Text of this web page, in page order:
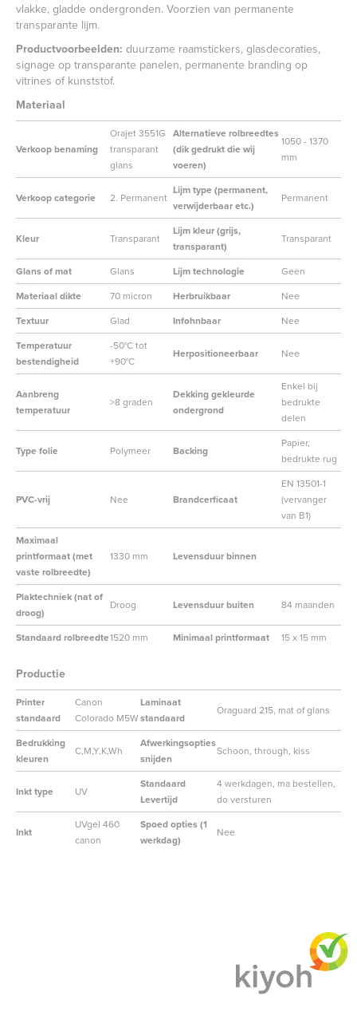
vlakke, gladde ondergronden. Voorzien van permanente
transparante lijm.
Productvoorbeelden: duurzame raamstickers, glasdecoraties,
signage op transparante panelen, permanente branding op
vitrines of kunststof.
Materiaal
Verkoop benaming
Orajet 3551G
transparant
glans
Alternatieve rolbreedtes
(dik gedrukt die wij
voeren)
1050 - 1370
mm
Verkoop categorie 2. Permanent
Lijm type (permanent,
verwijderbaar etc.)
Permanent
Kleur Transparant
Lijm kleur (grijs,
transparant)
Transparant
Glans of mat Glans Lijm technologie
Geen
Materiaal dikte
70 micron Herbruikbaar
Nee
Textuur
Glad Infohnbaar
Nee
Temperatuur
bestendigheid
-50°C tot
+90°C
Herpositioneerbaar Nee
Aanbreng
temperatuur
>8 graden
Dekking gekleurde
ondergrond
Enkel bij
bedrukte
delen
Type folie Polymeer Backing
Papier,
bedrukte rug
PVC-vrij Nee Brandcerficaat
EN 13501-1
(vervanger
van B1)
Maximaal
printformaat (met
vaste rolbreedte)
1330 mm Levensduur binnen
Plaktechniek (nat of
droog)
Droog Levensduur buiten 84 maanden
Standaard rolbreedte1520 mm Minimaal printformaat 15 x 15 mm
Productie
Printer
standaard
Canon
Colorado M5W
Laminaat
standaard
Oraguard 215, mat of glans
Bedrukking
kleuren
C,M,Y,K,Wh
Afwerkingsopties
snijden
Schoon, through, kiss
Inkt type UV
Standaard
Levertijd
4 werkdagen, ma bestellen,
do versturen
Inkt
UVgel 460
canon
Spoed opties (1
werkdag)
Nee